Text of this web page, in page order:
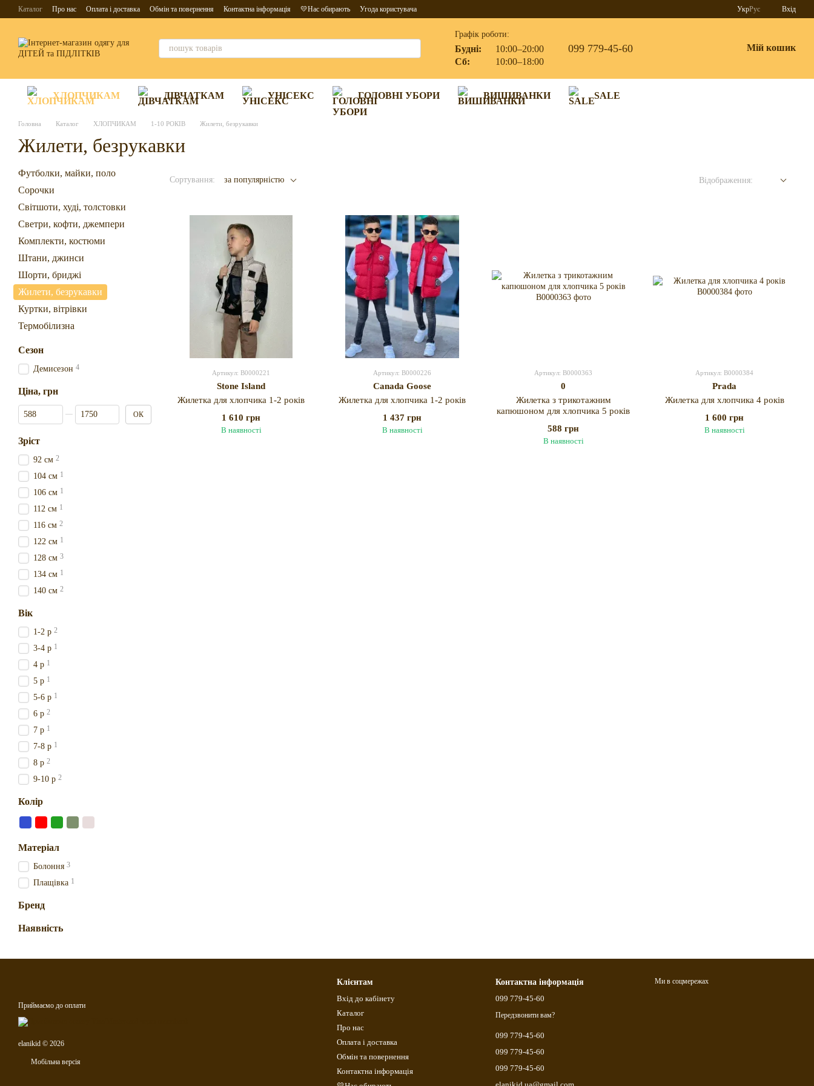
Перейти до основного контенту
Каталог Про нас Оплата і доставка Обмін та повернення Контактна інформація 💛Нас обирають Угода користувача УкрРус Вхід
Графік роботи:
Будні:
10:00–20:00
Сб:
10:00–18:00
099 779-45-60 Мій кошик
ХЛОПЧИКАМ ДІВЧАТКАМ УНІСЕКС ГОЛОВНІ УБОРИ ВИШИВАНКИ SALE
Головна Каталог ХЛОПЧИКАМ 1-10 РОКІВ Жилети, безрукавки
Жилети, безрукавки
Сортування: за популярністю Відображення:
Артикул: B0000221
Stone Island
Жилетка для хлопчика 1-2 років
1 610 грн
В наявності
Артикул: B0000226
Canada Goose
Жилетка для хлопчика 1-2 років
1 437 грн
В наявності
Артикул: B0000363
0
Жилетка з трикотажним
капюшоном для хлопчика 5 років
588 грн
В наявності
Артикул: B0000384
Prada
Жилетка для хлопчика 4 років
1 600 грн
В наявності
Футболки, майки, поло
Сорочки
Світшоти, худі, толстовки
Светри, кофти, джемпери
Комплекти, костюми
Штани, джинси
Шорти, бриджі
Жилети, безрукавки
Куртки, вітрівки
Термобілизна
Сезон
Демисезон 4
Ціна, грн
Від Ціна, грн
До Ціна, грн
ОК
Зріст
92 см 2
104 см 1
106 см 1
112 см 1
116 см 2
122 см 1
128 см 3
134 см 1
140 см 2
Вік
1-2 р 2
3-4 р 1
4 р 1
5 р 1
5-6 р 1
6 р 2
7 р 1
7-8 р 1
8 р 2
9-10 р 2
Колір
Матеріал
Болоння 3
Плащівка 1
Бренд
Наявність
Приймаємо до оплати
elanikid © 2026
Мобільна версія
Клієнтам
Вхід до кабінету
Каталог
Про нас
Оплата і доставка
Обмін та повернення
Контактна інформація
Контактна інформація
099 779-45-60
Передзвонити вам?
099 779-45-60
099 779-45-60
099 779-45-60
Ми в соцмережах